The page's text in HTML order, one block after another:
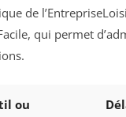
de
qui permet
ou